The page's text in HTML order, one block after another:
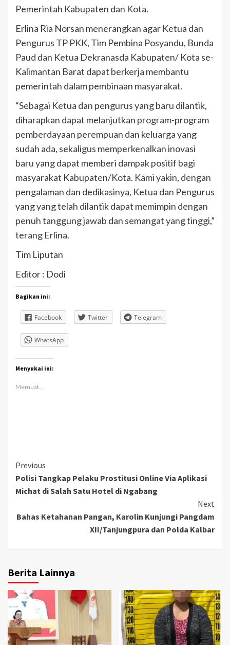
Pemerintah Kabupaten dan Kota.
Erlina Ria Norsan menerangkan agar Ketua dan
Pengurus TP PKK, Tim Pembina Posyandu, Bunda
Paud dan Ketua Dekranasda Kabupaten/ Kota se-
Kalimantan Barat dapat berkerja membantu
pemerintah dalam pembinaan masyarakat.
“Sebagai Ketua dan pengurus yang baru dilantik,
diharapkan dapat melanjutkan program-program
pemberdayaan perempuan dan keluarga yang
sudah ada, sekaligus memperkenalkan inovasi
baru yang dapat memberi dampak positif bagi
masyarakat Kabupaten/Kota. Kami yakin, dengan
pengalaman dan dedikasinya, Ketua dan Pengurus
yang yang telah dilantik dapat memimpin dengan
penuh tanggung jawab dan semangat yang tinggi,”
terang Erlina.
Tim Liputan
Editor : Dodi
Bagikan ini:
Facebook Twitter Telegram
WhatsApp
Menyukai ini:
Memuat...
Continue
Reading
Previous
Polisi Tangkap Pelaku Prostitusi Online Via Aplikasi
Michat di Salah Satu Hotel di Ngabang
Next
Bahas Ketahanan Pangan, Karolin Kunjungi Pangdam
XII/Tanjungpura dan Polda Kalbar
Berita Lainnya